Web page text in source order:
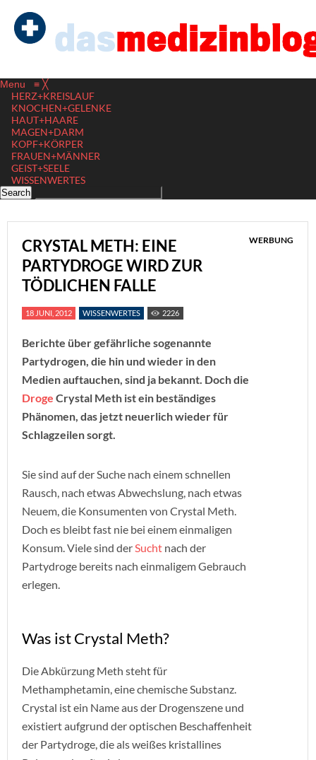
Menu ≡ ╳
HERZ+KREISLAUF
KNOCHEN+GELENKE
HAUT+HAARE
MAGEN+DARM
KOPF+KÖRPER
FRAUEN+MÄNNER
GEIST+SEELE
WISSENWERTES
CRYSTAL METH: EINE
PARTYDROGE WIRD ZUR
TÖDLICHEN FALLE
WERBUNG
18 JUNI, 2012 WISSENWERTES 2226
Berichte über gefährliche sogenannte
Partydrogen, die hin und wieder in den
Medien auftauchen, sind ja bekannt. Doch die
Droge Crystal Meth ist ein beständiges
Phänomen, das jetzt neuerlich wieder für
Schlagzeilen sorgt.
Sie sind auf der Suche nach einem schnellen
Rausch, nach etwas Abwechslung, nach etwas
Neuem, die Konsumenten von Crystal Meth.
Doch es bleibt fast nie bei einem einmaligen
Konsum. Viele sind derSucht nach der
Partydroge bereits nach einmaligem Gebrauch
erlegen.
Was ist Crystal Meth?
Die Abkürzung Meth steht für
Methamphetamin, eine chemische Substanz.
Crystal ist ein Name aus der Drogenszene und
existiert aufgrund der optischen Beschaffenheit
der Partydroge, die als weißes kristallines